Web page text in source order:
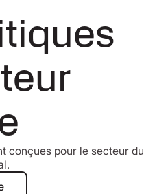
conçues pour le secteur du
maritime